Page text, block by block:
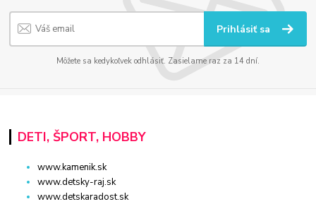
Prihlásiť sa
Môžete sa kedykoľvek odhlásiť. Zasielame raz za 14 dní.
DETI, ŠPORT, HOBBY
www.kamenik.sk
www.detsky-raj.sk
www.detskaradost.sk